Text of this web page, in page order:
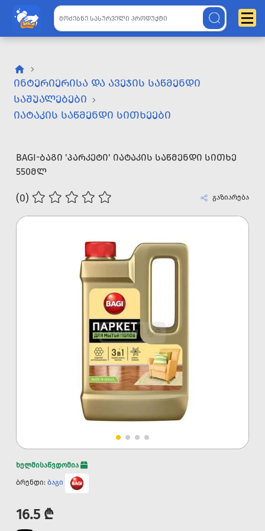
ᲘᲜᲢᲔᲠᲘᲔᲠᲘᲡᲐ ᲓᲐ ᲐᲕᲔᲯᲘᲡ ᲡᲐᲬᲛᲔᲜᲓᲘ
ᲡᲐᲨᲣᲐᲚᲔᲑᲔᲑᲘ
ᲘᲐᲢᲐᲙᲘᲡ ᲡᲐᲬᲛᲔᲜᲓᲘ ᲡᲘᲗᲮᲔᲔᲑᲘ
BAGI-ᲑᲐᲒᲘ 'ᲞᲐᲠᲙᲔᲢᲘ' ᲘᲐᲢᲐᲙᲘᲡ ᲡᲐᲬᲛᲔᲜᲓᲘ ᲡᲘᲗᲮᲔ
550ᲛᲚ
(0) გაზიარება
ხელმისაწვდომია
ბრენდი: ბაგი
16.5 ₾